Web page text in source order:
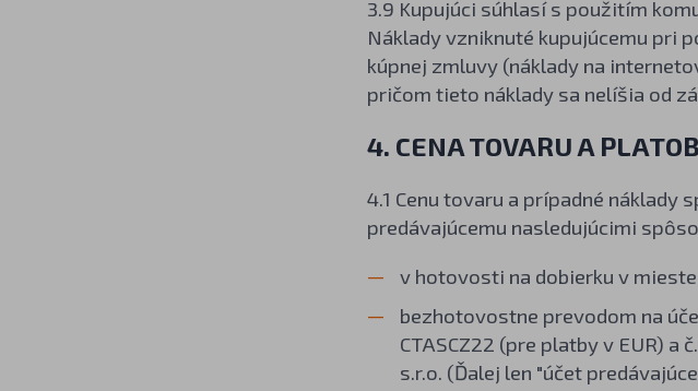
3.9 Kupujúci súhlasí s použitím
Náklady vzniknuté kupujúcemu pri
kúpnej zmluvy (náklady na
pričom tieto náklady sa nelíšia od
4. CENA TOVARU A
4.1 Cenu tovaru a prípadné
predávajúcemu nasledujúcimi
v hotovosti na dobierku v
bezhotovostne prevodom na
CTASCZ22 (pre platby v EUR)
s.r.o. (Ďalej len "účet